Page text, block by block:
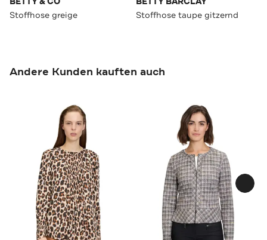
Stoffhose greige Stoffhose taupe gitzernd
Andere Kunden kauften auch